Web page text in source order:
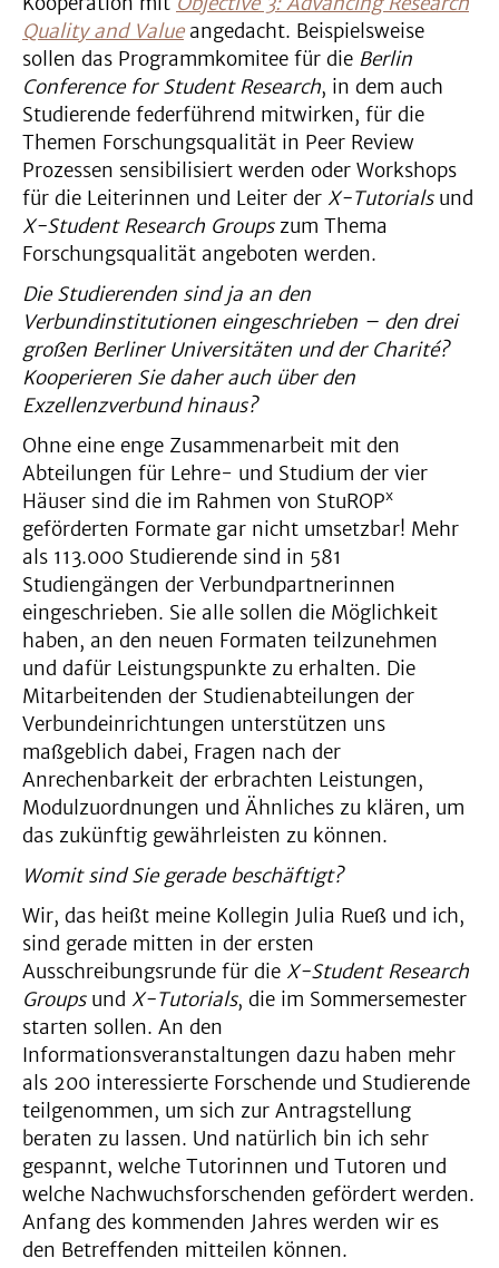
Quality and Valueangedacht. Beispielsweise
sollen das Programmkomitee für die Berlin
Conference for Student Research, in dem auch
Studierende federführend mitwirken, für die
Themen Forschungsqualität in Peer Review
Prozessen sensibilisiert werden oder Workshops
für die Leiterinnen und Leiter der X-Tutorialsund
X-Student Research Groupszum Thema
Forschungsqualität angeboten werden.
Die Studierenden sind ja an den
Verbundinstitutionen eingeschrieben – den drei
großen Berliner Universitäten und der Charité?
Kooperieren Sie daher auch über den
Exzellenzverbund hinaus?
Ohne eine enge Zusammenarbeit mit den
Abteilungen für Lehre- und Studium der vier
Häuser sind die im Rahmen von StuROPx
geförderten Formate gar nicht umsetzbar! Mehr
als 113.000 Studierende sind in 581
Studiengängen der Verbundpartnerinnen
eingeschrieben. Sie alle sollen die Möglichkeit
haben, an den neuen Formaten teilzunehmen
und dafür Leistungspunkte zu erhalten. Die
Mitarbeitenden der Studienabteilungen der
Verbundeinrichtungen unterstützen uns
maßgeblich dabei, Fragen nach der
Anrechenbarkeit der erbrachten Leistungen,
Modulzuordnungen und Ähnliches zu klären, um
das zukünftig gewährleisten zu können.
Womit sind Sie gerade beschäftigt?
Wir, das heißt meine Kollegin Julia Rueß und ich,
sind gerade mitten in der ersten
Ausschreibungsrunde für die X-Student Research
Groupsund X-Tutorials, die im Sommersemester
starten sollen. An den
Informationsveranstaltungen dazu haben mehr
als 200 interessierte Forschende und Studierende
teilgenommen, um sich zur Antragstellung
beraten zu lassen. Und natürlich bin ich sehr
gespannt, welche Tutorinnen und Tutoren und
welche Nachwuchsforschenden gefördert werden.
Anfang des kommenden Jahres werden wir es
den Betreffenden mitteilen können.